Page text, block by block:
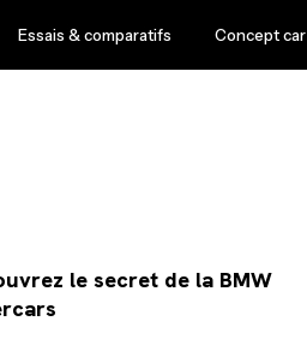
Essais & comparatifs Concept car
le secret de la BMW